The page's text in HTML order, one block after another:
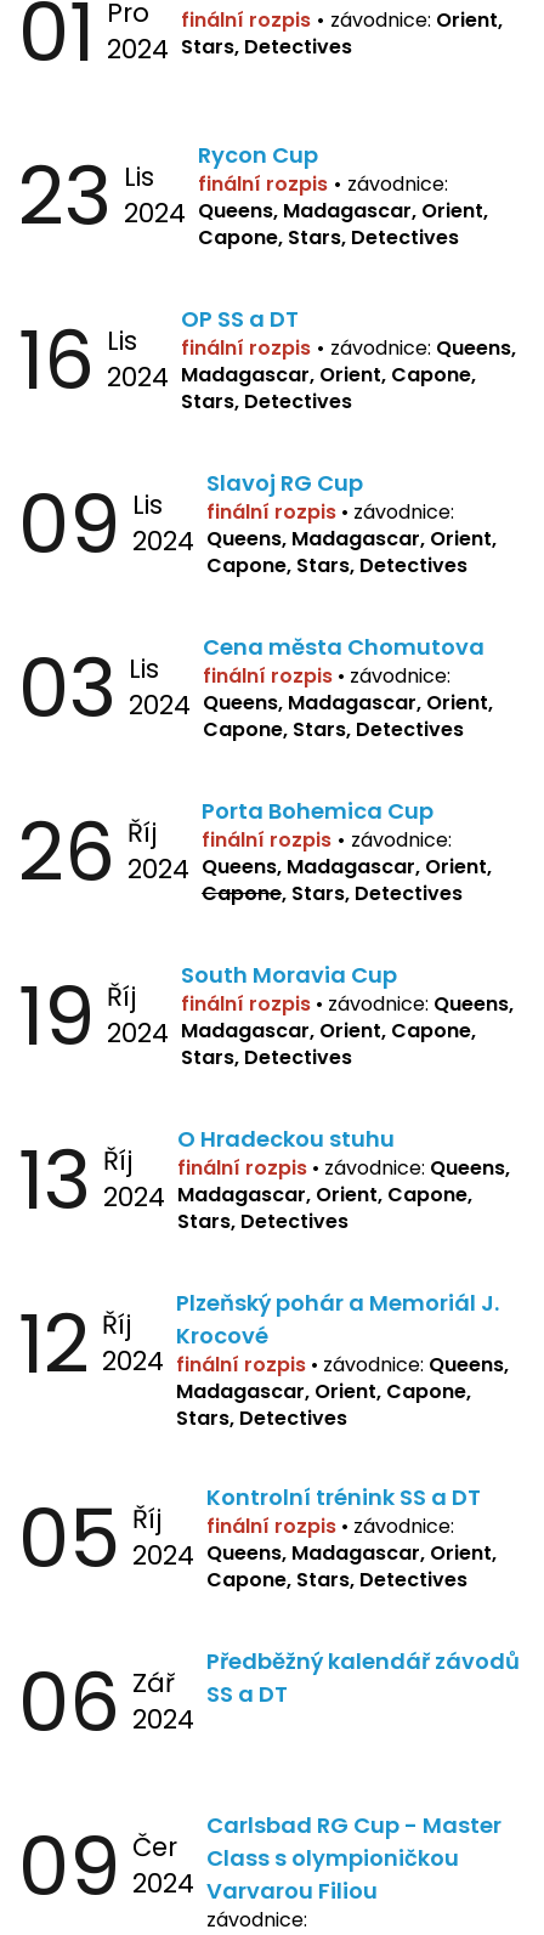
01 Pro
2024
finální rozpis • závodnice: Orient,
Stars, Detectives
23 Lis
2024
Rycon Cup
finální rozpis • závodnice:
Queens, Madagascar, Orient,
Capone, Stars, Detectives
16 Lis
2024
OP SS a DT
finální rozpis • závodnice: Queens,
Madagascar, Orient, Capone,
Stars, Detectives
09 Lis
2024
Slavoj RG Cup
finální rozpis • závodnice:
Queens, Madagascar, Orient,
Capone, Stars, Detectives
03 Lis
2024
Cena města Chomutova
finální rozpis • závodnice:
Queens, Madagascar, Orient,
Capone, Stars, Detectives
26 Říj
2024
Porta Bohemica Cup
finální rozpis • závodnice:
Queens, Madagascar, Orient,
Capone, Stars, Detectives
19 Říj
2024
South Moravia Cup
finální rozpis • závodnice: Queens,
Madagascar, Orient, Capone,
Stars, Detectives
13 Říj
2024
O Hradeckou stuhu
finální rozpis • závodnice: Queens,
Madagascar, Orient, Capone,
Stars, Detectives
12 Říj
2024
Plzeňský pohár a Memoriál J.
Krocové
finální rozpis • závodnice: Queens,
Madagascar, Orient, Capone,
Stars, Detectives
05 Říj
2024
Kontrolní trénink SS a DT
finální rozpis • závodnice:
Queens, Madagascar, Orient,
Capone, Stars, Detectives
06 Zář
2024
Předběžný kalendář závodů
SS a DT
09 Čer
2024
Carlsbad RG Cup - Master
Class s olympioničkou
Varvarou Filiou
závodnice: